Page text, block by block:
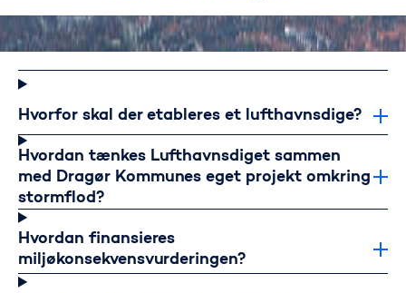
Hyppigt stillede spørgsmål'
Hvorfor skal der etableres et lufthavnsdige?
Hvordan tænkes Lufthavnsdiget sammen
med Dragør Kommunes eget projekt omkring
stormflod?
Hvordan finansieres
miljøkonsekvensvurderingen?